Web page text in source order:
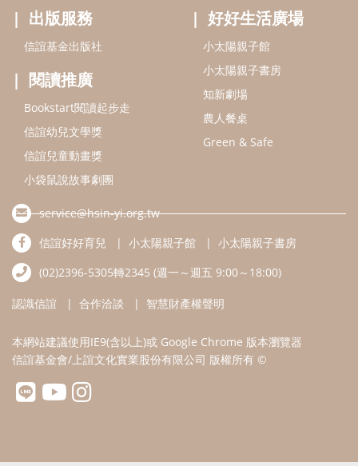
service@hsin-yi.org.tw
信誼好好育兒
小太陽親子書房
(02)2396-5305轉2345 (週一～週五 9:00～18:00)
認識信誼 合作洽談 智慧財產權聲明
本網站建議使用IE9(含以上)或 Google Chrome 版本瀏覽器
信誼基金會/上誼文化實業股份有限公司 版權所有 ©